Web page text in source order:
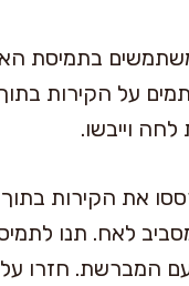
בתמיסת
על הקירות
וייבשו.
את הקירות
המברשת. חזרו